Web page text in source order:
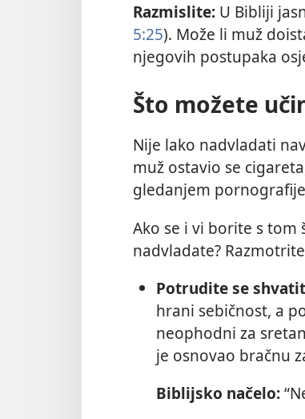
Razmislite: U Bibliji
5:25). Može li muž
njegovih postupaka
Što možete
Nije lako nadvladati
muž ostavio se
gledanjem
Ako se i vi borite s
nadvladate?
Potrudite se
hrani sebičnost, a
neophodni za
je osnovao bračnu
Biblijsko načelo: